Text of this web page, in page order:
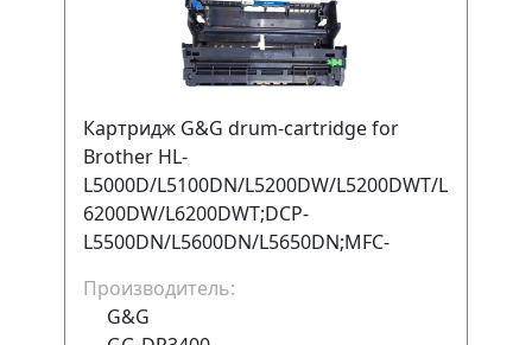
Картридж G&G drum-cartridge for
Brother HL-
L5000D/L5100DN/L5200DW/L5200DWT/L
6200DW/L6200DWT;DCP-
L5500DN/L5600DN/L5650DN;MFC-
L6700DW/L6800DW without chip 30000
pages гарантия 12
Производитель:
G&G